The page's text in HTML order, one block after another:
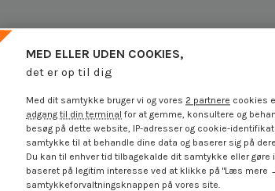
MED ELLER UDEN COOKIES,
det er op til dig
Med dit samtykke bruger vi og vores 2 partnere cookies
adgang til din terminal for at gemme, konsultere og
besøg på dette website, IP-adresser og cookie-
samtykke til at behandle dine data og baserer sig på
Du kan til enhver tid tilbagekalde dit samtykke eller
baseret på legitim interesse ved at klikke på "Læs mere
samtykkeforvaltningsknappen på vores site.